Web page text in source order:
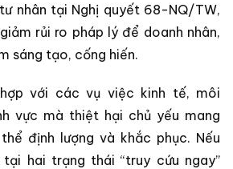
nhân tại Nghị quyết 68-NQ/TW,
rủi ro pháp lý để doanh nhân,
sáng tạo, cống hiến.
với các vụ việc kinh tế, môi
vực mà thiệt hại chủ yếu mang
định lượng và khắc phục. Nếu
hai trạng thái “truy cứu ngay”